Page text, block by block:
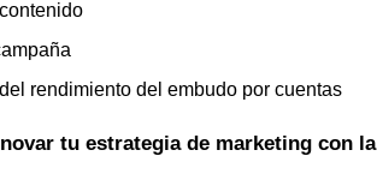
rendimiento del embudo por cuentas
tu estrategia de marketing con la